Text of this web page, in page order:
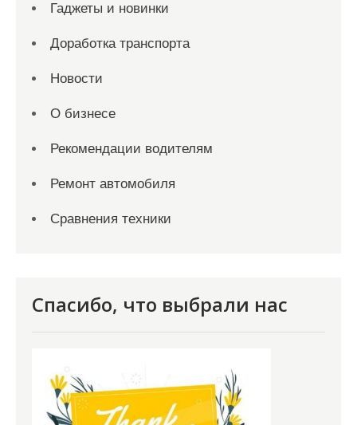
Гаджеты и новинки
Доработка транспорта
Новости
О бизнесе
Рекомендации водителям
Ремонт автомобиля
Сравнения техники
Спасибо, что выбрали нас